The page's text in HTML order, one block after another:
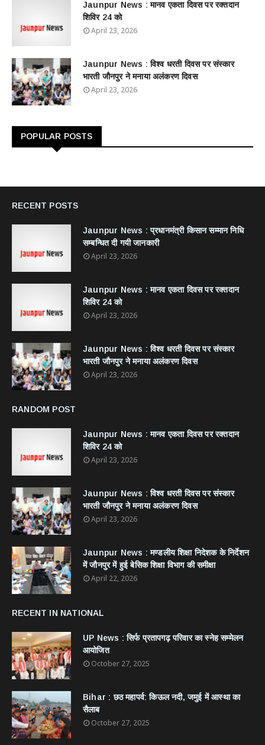
Jaunpur News : ​मानव एकता दिवस पर रक्तदान
शिविर 24 को
April 23, 2026
Jaunpur News : विश्व धरती दिवस पर संस्कार
भारती जौनपुर ने मनाया अलंकरण दिवस
April 23, 2026
POPULAR POSTS
RECENT POSTS
Jaunpur News : ​प्रधानमंत्री किसान सम्मान निधि
सम्बन्धित दी गयी जानकारी
April 23, 2026
Jaunpur News : ​मानव एकता दिवस पर रक्तदान
शिविर 24 को
April 23, 2026
Jaunpur News : विश्व धरती दिवस पर संस्कार
भारती जौनपुर ने मनाया अलंकरण दिवस
April 23, 2026
RANDOM POST
Jaunpur News : ​मानव एकता दिवस पर रक्तदान
शिविर 24 को
April 23, 2026
Jaunpur News : विश्व धरती दिवस पर संस्कार
भारती जौनपुर ने मनाया अलंकरण दिवस
April 23, 2026
Jaunpur News : ​मण्डलीय शिक्षा निदेशक के निर्देशन
में जौनपुर में हुई बेसिक शिक्षा विभाग की समीक्षा
April 22, 2026
RECENT IN NATIONAL
UP News : सिर्फ प्रतापगढ़ परिवार का स्नेह सम्मेलन
आयोजित
October 27, 2025
Bihar : छठ महापर्व: किऊल नदी, जमुई में आस्था का
सैलाब
October 27, 2025